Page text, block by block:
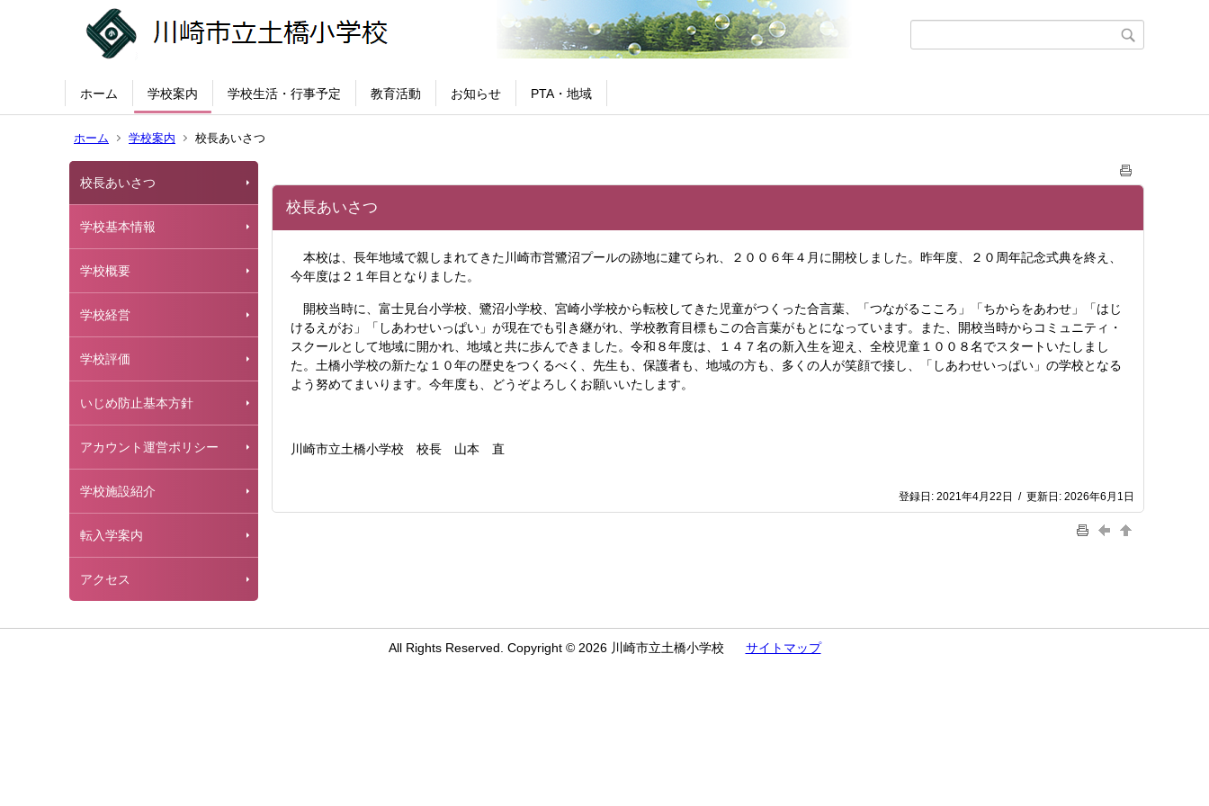
ホーム 学校案内 学校生活・行事予定 教育活動 お知らせ PTA・地域
ホーム 学校案内 校長あいさつ
校長あいさつ
学校基本情報
学校概要
学校経営
学校評価
いじめ防止基本方針
アカウント運営ポリシー
学校施設紹介
転入学案内
アクセス
校長あいさつ
本校は、 長年地域で親しまれてきた川崎市営鷺沼プールの跡地に建てられ、２００６年４月に開校しました。昨年度、２０周年記念式典を終え、
今年度は２１年目となりました。
開校当時に、富士見台小学校、鷺沼小学校、宮崎小学校から転校してきた児童がつくった合言葉、「つながるこころ」「ちからをあわせ」「はじ
けるえがお」「しあわせいっぱい」が現在でも引き継がれ、学校教育目標もこの合言葉がもとになっています。また、開校当時からコミュニティ・
スクールとして地域に開かれ、地域と共に歩んできました。令和８年度は
１４７名の新入生を迎え、全校児童１００８名でスタートいたしまし
た。土橋小学校の新たな１０年の歴史をつくるべく、 先生も、保護者も、地域の方も、多くの人が笑顔で接し、「しあわせいっぱい」の学校となる
よう努めてまいります。今年度も、どうぞよろしくお願いいたします。
川崎市立土橋小学校 校長 山本 直
登録日: 2021年4月22日 / 更新日: 2026年6月1日
All Rights Reserved. Copyright © 2026 川崎市立土橋小学校 サイトマップ